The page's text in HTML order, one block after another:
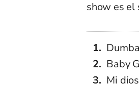
show es el
Baby
Mi